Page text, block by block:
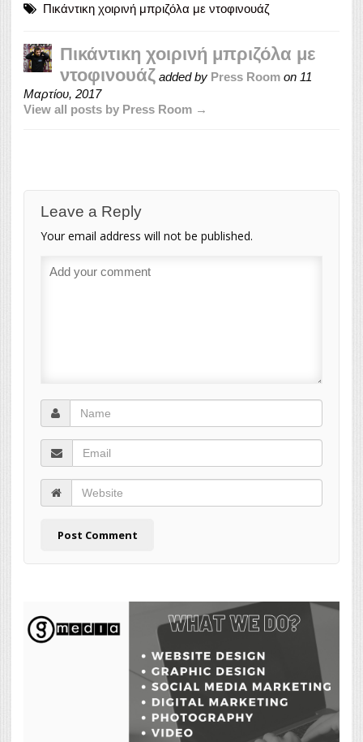
Πικάντικη χοιρινή μπριζόλα με ντοφινουάζ
Πικάντικη χοιρινή μπριζόλα με
ντοφινουάζ added by Press Room on 11
Μαρτίου, 2017
View all posts by Press Room →
Leave a Reply
Your email address will not be published.